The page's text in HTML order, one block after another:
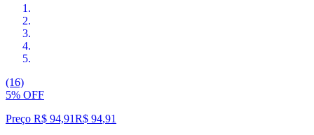
(16)
5% OFF
Preço R$ 94,91R$ 94,91